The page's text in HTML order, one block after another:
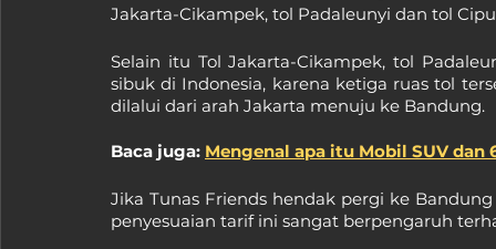
Jakarta-Cikampek, tol Padaleunyi dan tol
Selain itu Tol Jakarta-Cikampek, tol
sibuk di Indonesia, karena ketiga ruas tol
dilalui dari arah Jakarta menuju ke Bandung.
Baca juga: Mengenal apa itu Mobil SUV dan
Jika Tunas Friends hendak pergi ke
penyesuaian tarif ini sangat berpengaruh